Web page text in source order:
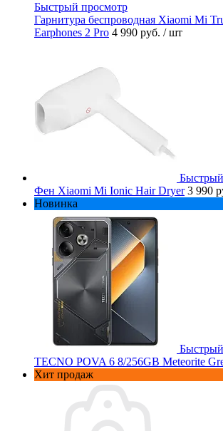
Быстрый просмотр
Гарнитура беспроводная Xiaomi Mi
Earphones 2 Pro 4 990 руб. / шт
Фен Xiaomi Mi Ionic Hair Dryer 3 990
Новинка
TECNO POVA 6 8/256GB Meteorite
Хит продаж